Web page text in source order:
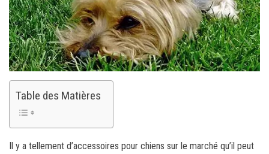
Table des Matières
Il y a tellement d’accessoires pour chiens sur le marché qu’il peut